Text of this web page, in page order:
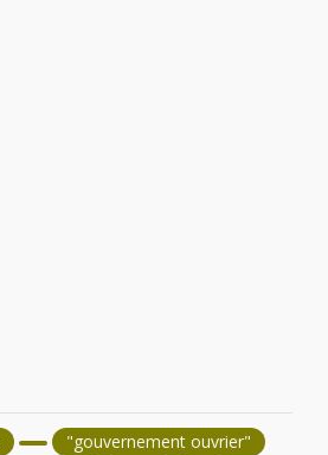
"gouvernement ouvrier"